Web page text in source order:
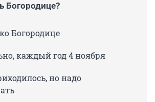
Богородице?
Богородице
каждый год 4 ноября
но надо